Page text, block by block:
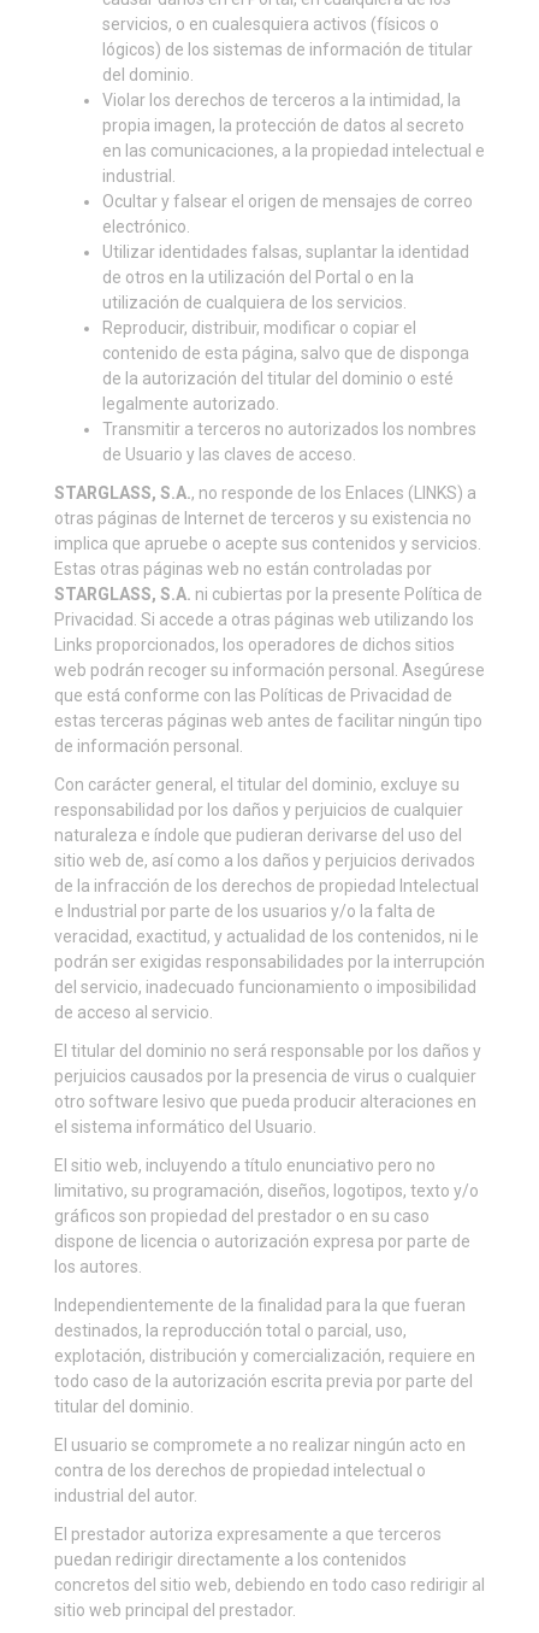
servicios, o en cualesquiera activos (físicos o
lógicos) de los sistemas de información de titular
del dominio.
Violar los derechos de terceros a la intimidad, la
propia imagen, la protección de datos al secreto
en las comunicaciones, a la propiedad intelectual e
industrial.
Ocultar y falsear el origen de mensajes de correo
electrónico.
Utilizar identidades falsas, suplantar la identidad
de otros en la utilización del Portal o en la
utilización de cualquiera de los servicios.
Reproducir, distribuir, modificar o copiar el
contenido de esta página, salvo que de disponga
de la autorización del titular del dominio o esté
legalmente autorizado.
Transmitir a terceros no autorizados los nombres
de Usuario y las claves de acceso.
STARGLASS, S.A., no responde de los Enlaces (LINKS) a
otras páginas de Internet de terceros y su existencia no
implica que apruebe o acepte sus contenidos y servicios.
Estas otras páginas web no están controladas por
STARGLASS, S.A. ni cubiertas por la presente Política de
Privacidad. Si accede a otras páginas web utilizando los
Links proporcionados, los operadores de dichos sitios
web podrán recoger su información personal. Asegúrese
que está conforme con las Políticas de Privacidad de
estas terceras páginas web antes de facilitar ningún tipo
de información personal.
Con carácter general, el titular del dominio, excluye su
responsabilidad por los daños y perjuicios de cualquier
naturaleza e índole que pudieran derivarse del uso del
sitio web de, así como a los daños y perjuicios derivados
de la infracción de los derechos de propiedad Intelectual
e Industrial por parte de los usuarios y/o la falta de
veracidad, exactitud, y actualidad de los contenidos, ni le
podrán ser exigidas responsabilidades por la interrupción
del servicio, inadecuado funcionamiento o imposibilidad
de acceso al servicio.
El titular del dominio no será responsable por los daños y
perjuicios causados por la presencia de virus o cualquier
otro software lesivo que pueda producir alteraciones en
el sistema informático del Usuario.
El sitio web, incluyendo a título enunciativo pero no
limitativo, su programación, diseños, logotipos, texto y/o
gráficos son propiedad del prestador o en su caso
dispone de licencia o autorización expresa por parte de
los autores.
Independientemente de la finalidad para la que fueran
destinados, la reproducción total o parcial, uso,
explotación, distribución y comercialización, requiere en
todo caso de la autorización escrita previa por parte del
titular del dominio.
El usuario se compromete a no realizar ningún acto en
contra de los derechos de propiedad intelectual o
industrial del autor.
El prestador autoriza expresamente a que terceros
puedan redirigir directamente a los contenidos
concretos del sitio web, debiendo en todo caso redirigir al
sitio web principal del prestador.